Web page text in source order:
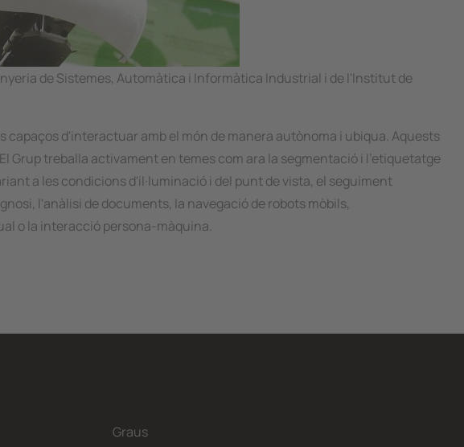
de Sistemes, Automàtica i Informàtica Industrial i de l'Institut de
d'interactuar amb el món de manera autònoma i ubiqua. Aquests
Grup treballa activament en temes com ara la segmentació i l'etiquetatge
a les condicions d'il·luminació i del punt de vista, el seguiment
l'anàlisi de documents, la navegació de robots mòbils,
o la interacció persona-màquina.
Graus